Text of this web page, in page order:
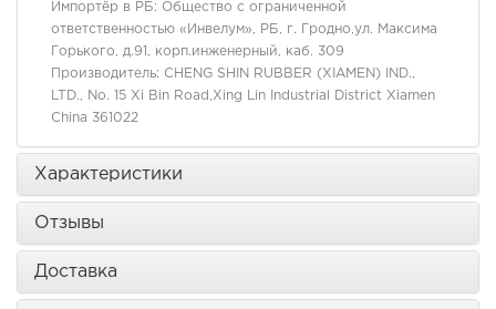
Импортёр в РБ: Общество с ограниченной
ответственностью «Инвелум», РБ, г. Гродно,ул. Максима
Горького, д.91, корп.инженерный, каб. 309
Производитель: CHENG SHIN RUBBER (XIAMEN) IND.,
LTD., No. 15 Xi Bin Road,Xing Lin Industrial District Xiamen
China 361022
Характеристики
Отзывы
Доставка